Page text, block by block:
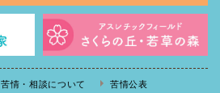
苦情・相談について 苦情公表